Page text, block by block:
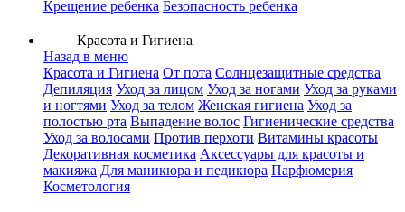
Крещение ребенка Безопасность ребенка
Красота и Гигиена
Назад в меню
Красота и Гигиена От пота Солнцезащитные средства
Депиляция Уход за лицом Уход за ногами Уход за руками
и ногтями Уход за телом Женская гигиена Уход за
полостью рта Выпадение волос Гигиенические средства
Уход за волосами Против перхоти Витамины красоты
Декоративная косметика Аксессуары для красоты и
макияжа Для маникюра и педикюра Парфюмерия
Косметология